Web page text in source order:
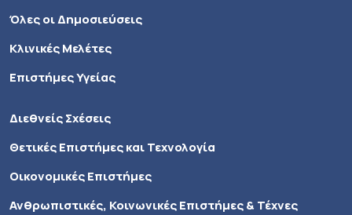
Όλες οι Δημοσιεύσεις
Κλινικές Μελέτες
Επιστήμες Υγείας
Διεθνείς Σχέσεις
Θετικές Επιστήμες και Τεχνολογία
Οικονομικές Επιστήμες
Ανθρωπιστικές, Κοινωνικές Επιστήμες & Τέχνες